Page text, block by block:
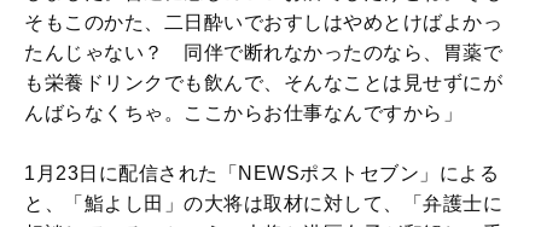
そもこのかた、二日酔いでおすしはやめとけばよかっ
たんじゃない？ 同伴で断れなかったのなら、胃薬で
も栄養ドリンクでも飲んで、そんなことは見せずにが
んばらなくちゃ。ここからお仕事なんですから」
1月23日に配信された「NEWSポストセブン」による
と、「鮨よし田」の大将は取材に対して、「弁護士に